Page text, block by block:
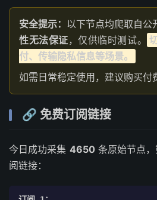
安全提示： 以下节点均爬取自公
性无法保证，仅供临时测试。
付、传输隐私信息等场景。
如需日常稳定使用，建议购买付
🔗 免费订阅链接
今日成功采集 4650条原始节点，
阅链接：